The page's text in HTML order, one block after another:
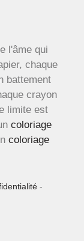
l'âme qui
chaque
battement
crayon
limite est
coloriage
coloriage
-